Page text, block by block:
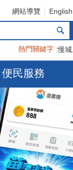
網站導覽 English
熱門關鍵字 慢城
便民服務